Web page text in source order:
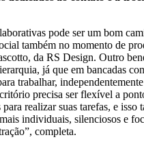
pode ser um bom
também no momento de
da RS Design. Outro
já que em bancadas
trabalhar,
precisa ser flexível a
realizar suas tarefas, e isso
individuais, silenciosos e
completa.